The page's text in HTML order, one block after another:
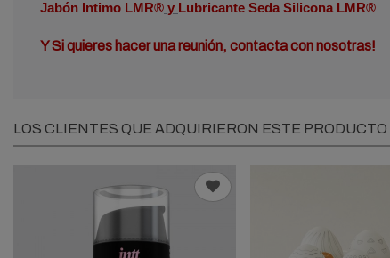
Jabón Intimo LMR® y Lubricante Seda Silicona LMR®
Y Si quieres hacer una reunión, contacta con nosotras!
LOS CLIENTES QUE ADQUIRIERON ESTE